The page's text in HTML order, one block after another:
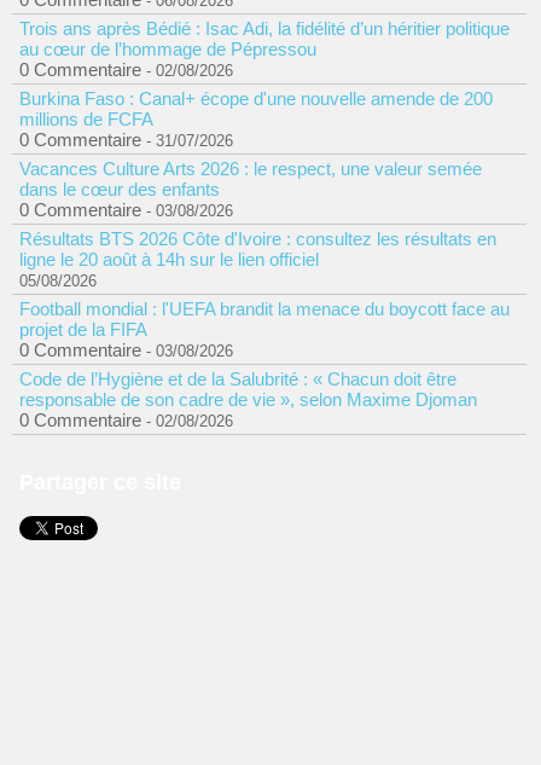
Trois ans après Bédié : Isac Adi, la fidélité d’un héritier politique
au cœur de l’hommage de Pépressou
0 Commentaire - 02/08/2026
Burkina Faso : Canal+ écope d'une nouvelle amende de 200
millions de FCFA
0 Commentaire - 31/07/2026
Vacances Culture Arts 2026 : le respect, une valeur semée
dans le cœur des enfants
0 Commentaire - 03/08/2026
Résultats BTS 2026 Côte d'Ivoire : consultez les résultats en
ligne le 20 août à 14h sur le lien officiel
05/08/2026
Football mondial : l'UEFA brandit la menace du boycott face au
projet de la FIFA
0 Commentaire - 03/08/2026
Code de l’Hygiène et de la Salubrité : « Chacun doit être
responsable de son cadre de vie », selon Maxime Djoman
0 Commentaire - 02/08/2026